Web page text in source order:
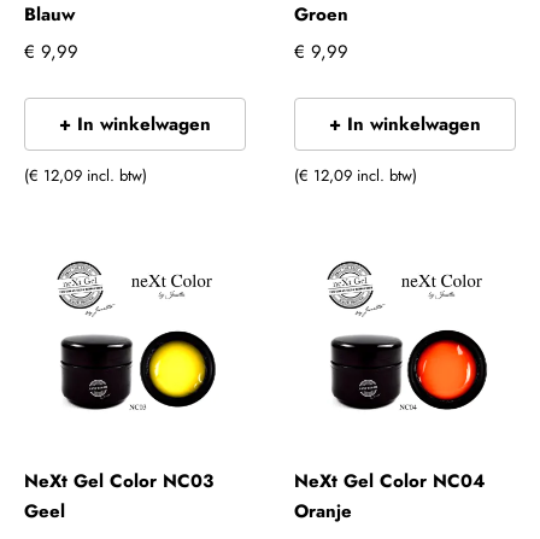
Blauw
€ 9,99
+ In winkelwagen
(€ 12,09 incl. btw)
Groen
€ 9,99
+ In winkelwagen
(€ 12,09 incl. btw)
NeXt Gel Color NC03
Geel
NeXt Gel Color NC04
Oranje